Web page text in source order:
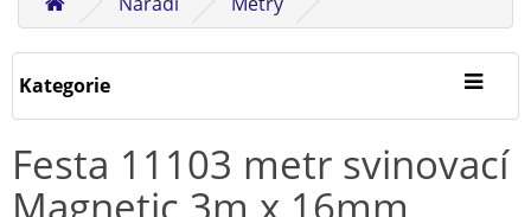
Kategorie
Festa 11103 metr svinovací